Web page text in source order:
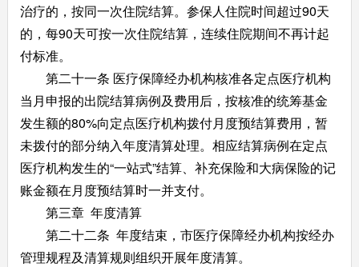
治疗的，按同一次住院结算。参保人住院时间超过90天
的，每90天可按一次住院结算，连续住院期间不再计起
付标准。
第二十一条 医疗保障经办机构核准各定点医疗机构
当月申报的出院结算病例及费用后，按核准的统筹基金
发生额的80%向定点医疗机构拨付月度预结算费用，暂
未拨付的部分纳入年度清算处理。相应结算病例在定点
医疗机构发生的“一站式”结算、补充保险和大病保险的记
账金额在月度预结算时一并支付。
第三章 年度清算
第二十二条 年度结束，市医疗保障经办机构按经办
管理规程及清算规则组织开展年度清算。